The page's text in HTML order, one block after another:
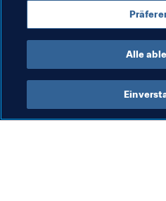
FIFA Frauen-
Alle